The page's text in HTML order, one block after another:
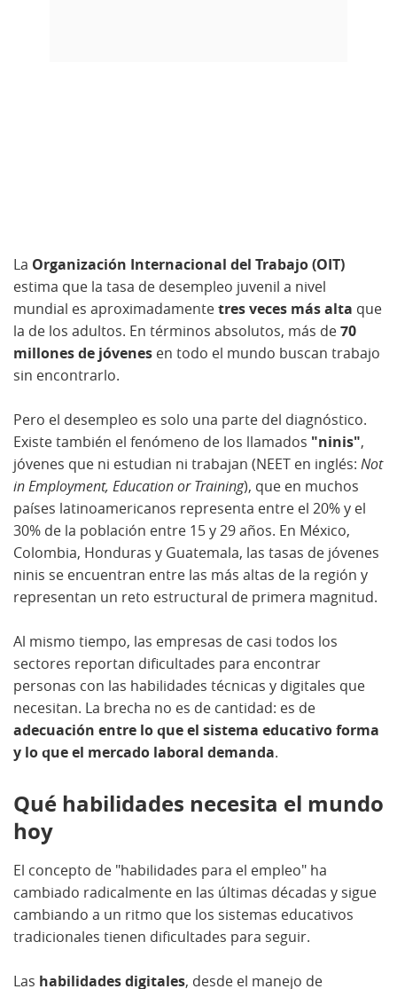
La Organización Internacional del Trabajo (OIT)
estima que la tasa de desempleo juvenil a nivel
mundial es aproximadamentetres veces más alta que
la de los adultos. En términos absolutos, más de70
millones de jóvenes en todo el mundo buscan trabajo
sin encontrarlo.
Pero el desempleo es solo una parte del diagnóstico.
Existe también el fenómeno de los llamados "ninis",
jóvenes que ni estudian ni trabajan (NEET en inglés: Not
in Employment, Education or Training), que en muchos
países latinoamericanos representa entre el 20% y el
30% de la población entre 15 y 29 años. En México,
Colombia, Honduras y Guatemala, las tasas de jóvenes
ninis se encuentran entre las más altas de la región y
representan un reto estructural de primera magnitud.
Al mismo tiempo, las empresas de casi todos los
sectores reportan dificultades para encontrar
personas con las habilidades técnicas y digitales que
necesitan. La brecha no es de cantidad: es de
adecuación entre lo que el sistema educativo forma
y lo que el mercado laboral demanda.
Qué habilidades necesita el mundo
hoy
El concepto de "habilidades para el empleo" ha
cambiado radicalmente en las últimas décadas y sigue
cambiando a un ritmo que los sistemas educativos
tradicionales tienen dificultades para seguir.
Las habilidades digitales, desde el manejo de